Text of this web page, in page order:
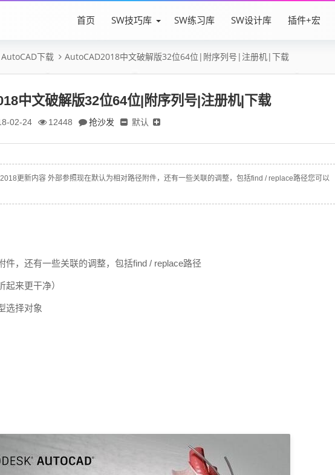
首页 SW技巧库 SW练习库 SW设计库 插件+宏
AutoCAD下载 AutoCAD2018中文破解版32位64位|附序列号|注册机|下载
中文破解版32位64位|附序列号|注册机|下载
02-24 12448 抢沙发 默认
更新内容 外部参照现在默认为相对路径附件，还有一些关联的调整，包括find / replace路径您可以
件，还有一些关联的调整，包括find / replace路径
来更干净）
选择对象